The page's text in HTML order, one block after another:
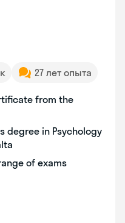
27 лет опыта
from the
degree in Psychology
of exams